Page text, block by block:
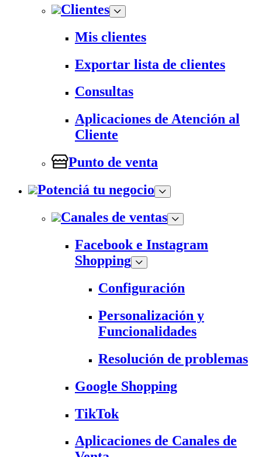
Clientes
Mis clientes
Exportar lista de clientes
Consultas
Aplicaciones de Atención al
Cliente
Punto de venta
Potenciá tu negocio
Canales de ventas
Facebook e Instagram
Shopping
Configuración
Personalización y
Funcionalidades
Resolución de problemas
Google Shopping
TikTok
Aplicaciones de Canales de